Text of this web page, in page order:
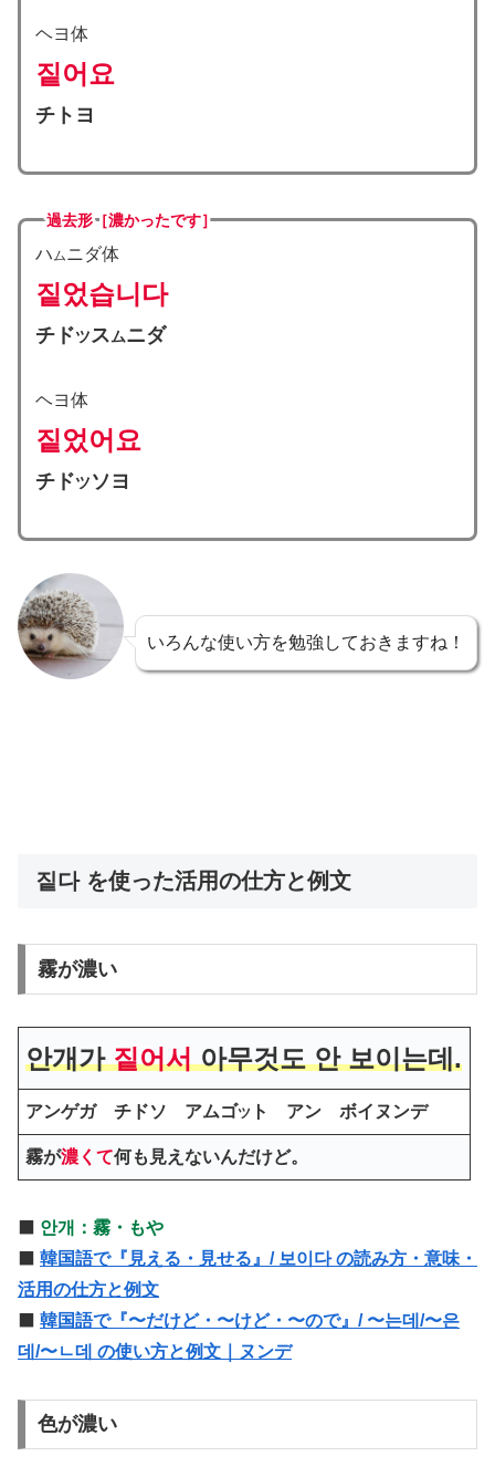
ヘヨ体
짙어요
チトヨ
過去形［濃かったです］
ハムニダ体
짙었습니다
チドツスムニダ
ヘヨ体
짙었어요
チドツソヨ
いろんな使い方を勉強しておきますね！
짙다 を使った活用の仕方と例文
霧が濃い
안개가짙어서아무것도 안 보이는데.
アンゲガ チドソ アムゴツ ト アン ボイヌンデ
霧が濃くて何も見えないんだけど。
안개：霧・もや
韓国語で『見える・見せる』/ 보이다 の読み方・意味・
活用の仕方と例文
韓国語で『〜だけど・〜けど・〜ので』/ 〜는데/〜은
데/〜ㄴ데 の使い方と例文｜ヌンデ
色が濃い